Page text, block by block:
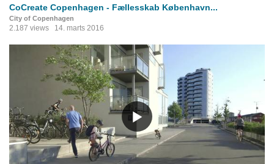
CoCreate Copenhagen - Fællesskab København...
City of Copenhagen
2.187 views 14. marts 2016